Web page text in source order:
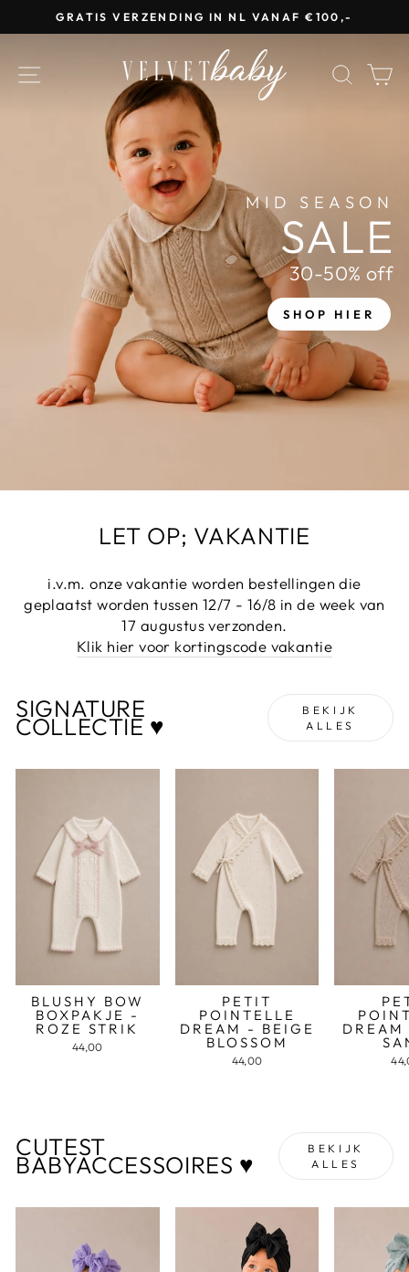
Doorgaan
naar
GRATIS VERZENDING IN NL VANAF €100,-
SITE NAVIGATIE VELVETBABY
MID SEASON
SALE
30-50% off
SHOP HIER
LET OP; VAKANTIE
i.v.m. onze vakantie worden bestellingen die
geplaatst worden tussen 12/7 - 16/8 in de week van
17 augustus verzonden.
Klik hier voor kortingscode vakantie
SIGNATURE
COLLECTIE ♥
BEKIJK
ALLES
BLUSHY BOW
BOXPAKJE -
ROZE STRIK
44,00
PETIT
POINTELLE
DREAM - BEIGE
BLOSSOM
44,00
CUTEST
BABYACCESSOIRES ♥
BEKIJK
ALLES